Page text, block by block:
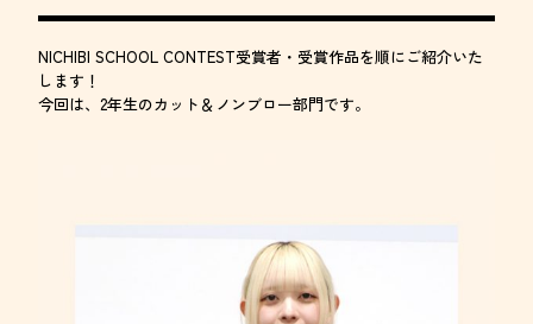
NICHIBI SCHOOL CONTEST受賞者・受賞作品を順にご紹介いた
します！
今回は、2年生のカット＆ノンブロー部門です。